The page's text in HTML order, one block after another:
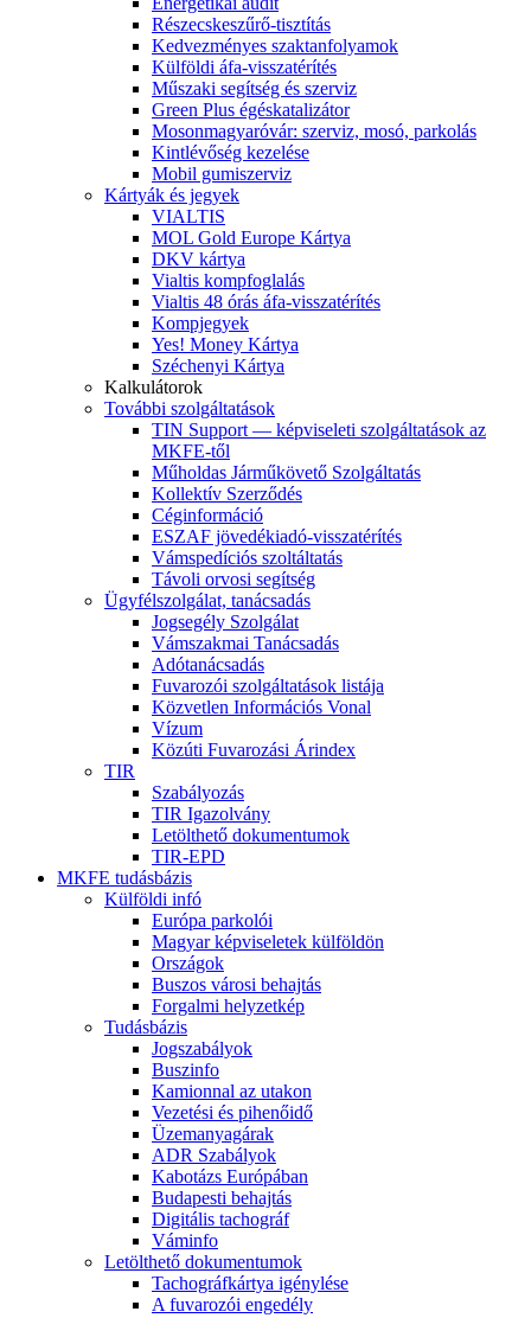
Részecskeszűrő-tisztítás
Kedvezményes szaktanfolyamok
Külföldi áfa-visszatérítés
Műszaki segítség és szerviz
Green Plus égéskatalizátor
Mosonmagyaróvár: szerviz, mosó, parkolás
Kintlévőség kezelése
Mobil gumiszerviz
Kártyák és jegyek
VIALTIS
MOL Gold Europe Kártya
DKV kártya
Vialtis kompfoglalás
Vialtis 48 órás áfa-visszatérítés
Kompjegyek
Yes! Money Kártya
Széchenyi Kártya
Kalkulátorok
További szolgáltatások
TIN Support — képviseleti szolgáltatások az
MKFE-től
Műholdas Járműkövető Szolgáltatás
Kollektív Szerződés
Céginformáció
ESZAF jövedékiadó-visszatérítés
Vámspedíciós szoltáltatás
Távoli orvosi segítség
Ügyfélszolgálat, tanácsadás
Jogsegély Szolgálat
Vámszakmai Tanácsadás
Adótanácsadás
Fuvarozói szolgáltatások listája
Közvetlen Információs Vonal
Vízum
Közúti Fuvarozási Árindex
TIR
Szabályozás
TIR Igazolvány
Letölthető dokumentumok
TIR-EPD
MKFE tudásbázis
Külföldi infó
Európa parkolói
Magyar képviseletek külföldön
Országok
Buszos városi behajtás
Forgalmi helyzetkép
Tudásbázis
Jogszabályok
Buszinfo
Kamionnal az utakon
Vezetési és pihenőidő
Üzemanyagárak
ADR Szabályok
Kabotázs Európában
Budapesti behajtás
Digitális tachográf
Váminfo
Letölthető dokumentumok
Tachográfkártya igénylése
A fuvarozói engedély